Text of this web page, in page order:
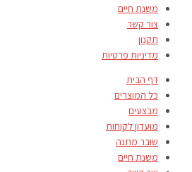
משנת חיים
צור קשר
תקנון
מדיניות פרטיות
דף הבית
כל המוצרים
מבצעים
מועדון לקוחות
שובר מתנה
משנת חיים